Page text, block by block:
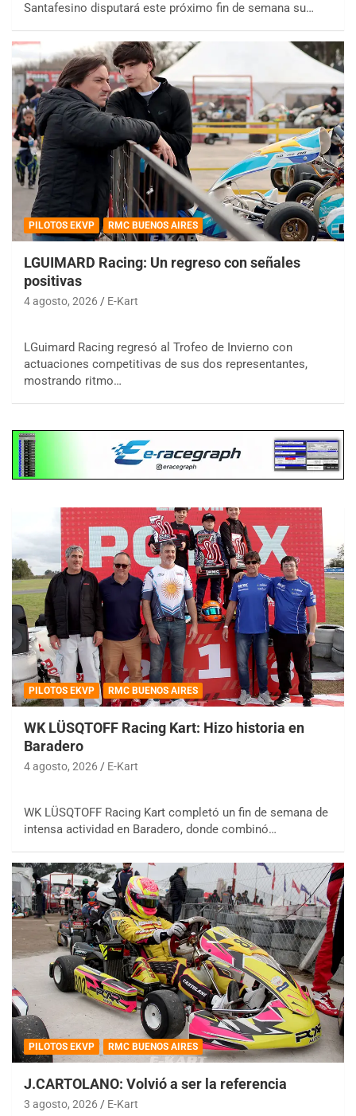
Santafesino disputará este próximo fin de semana su…
PILOTOS EKVP RMC BUENOS AIRES
LGUIMARD Racing: Un regreso con señales
positivas
4 agosto, 2026 E-Kart
LGuimard Racing regresó al Trofeo de Invierno con
actuaciones competitivas de sus dos representantes,
mostrando ritmo…
PILOTOS EKVP RMC BUENOS AIRES
WK LÜSQTOFF Racing Kart: Hizo historia en
Baradero
4 agosto, 2026 E-Kart
WK LÜSQTOFF Racing Kart completó un fin de semana de
intensa actividad en Baradero, donde combinó…
PILOTOS EKVP RMC BUENOS AIRES
J.CARTOLANO: Volvió a ser la referencia
3 agosto, 2026 E-Kart